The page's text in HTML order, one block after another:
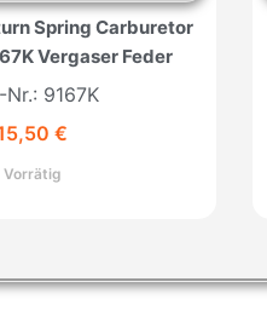
Spring Carburetor
Vergaser Feder
9167K
€
Vorrätig